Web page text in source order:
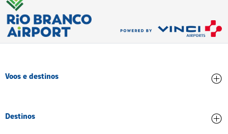
Voos e destinos
Partidas
Destinos